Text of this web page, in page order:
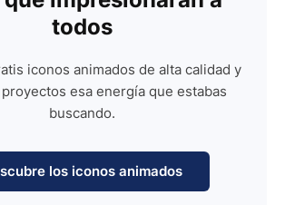
todos
iconos animados de alta calidad y
esa energía que estabas
buscando.
los iconos animados